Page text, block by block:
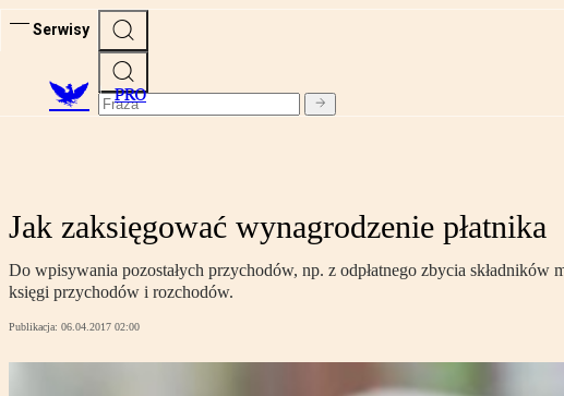
Serwisy
PRO
Jak zaksięgować wynagrodzenie płatnika
Do wpisywania pozostałych przychodów, np. z odpłatnego zbycia
księgi przychodów i rozchodów.
Publikacja: 06.04.2017 02:00